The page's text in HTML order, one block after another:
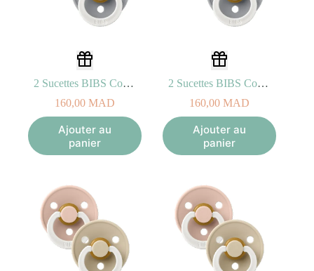
2 Sucettes BIBS Colour Anatomic Sage/Cloud – GLOW (0-6mois)
160,00 MAD
Ajouter au
panier
2 Sucettes BIBS Colour Anatomic Sage/Cloud – GLOW (6-18mois)
160,00 MAD
Ajouter au
panier